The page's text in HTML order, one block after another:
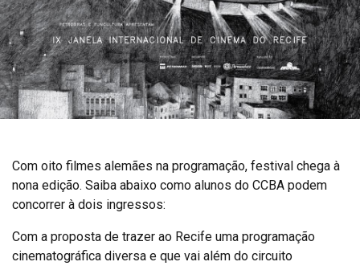
Com oito filmes alemães na programação, festival chega à
nona edição. Saiba abaixo como alunos do CCBA podem
concorrer à dois ingressos:
Com a proposta de trazer ao Recife uma programação
cinematográfica diversa e que vai além do circuito